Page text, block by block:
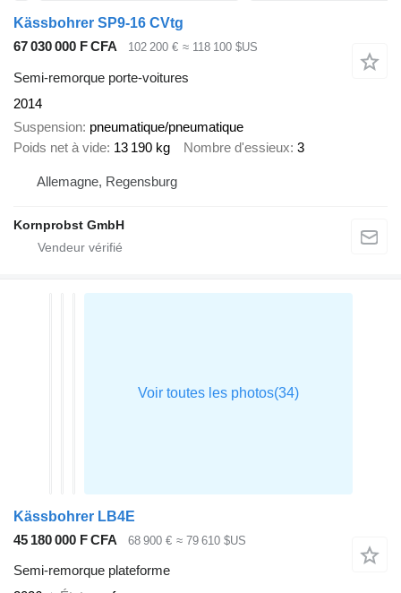
Kässbohrer SP9-16 CVtg
67 030 000 F CFA
102 200 € ≈ 118 100 $US
Semi-remorque porte-voitures
2014
Suspension pneumatique/pneumatique
Poids net à vide 13 190 kg Nombre d'essieux 3
Allemagne, Regensburg
Kornprobst GmbH
Kässbohrer LB4E
45 180 000 F CFA
68 900 € ≈ 79 610 $US
Semi-remorque plateforme